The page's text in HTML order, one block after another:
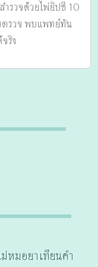
ำรวจด้วยไพ่ยิปซี 10
ตรวจ พบแพทย์ทัน
ริง
หมอยาเทียนคำ